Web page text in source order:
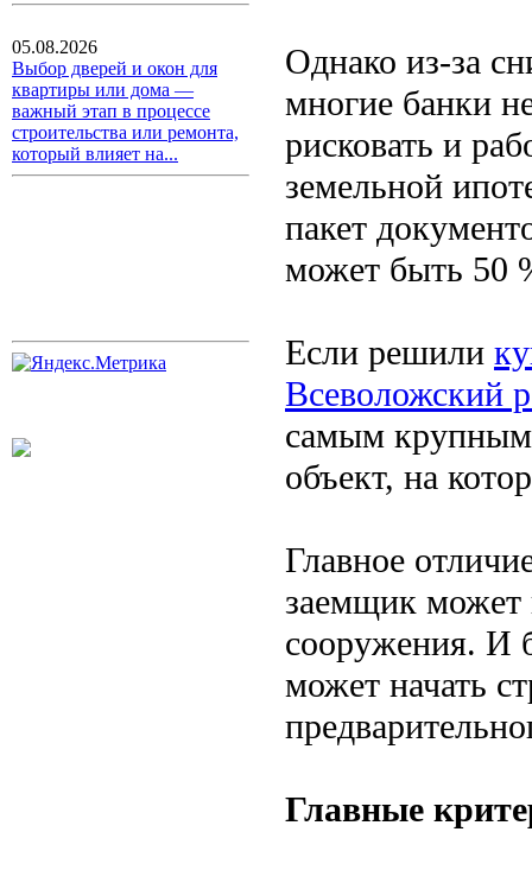
05.08.2026
Выбор дверей и окон для
квартиры или дома —
важный этап в процессе
строительства или ремонта,
который влияет на...
Однако из-за
многие банки
рисковать и
земельной
пакет
может быть 50
Если решили
Всеволожский
самым
объект, на
Главное
заемщик может
сооружения. И
может начать
Главные